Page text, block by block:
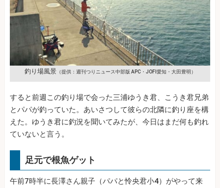
釣り場風景（提供：週刊つりニュース中部版 APC・JOFI愛知・大田豊明）
すると前週この釣り場で会った三浦ゆうき君、こうき君兄弟
とパパが釣っていた。あいさつして彼らの北隣に釣り座を構
えた。ゆうき君に釣況を聞いてみたが、今日はまだ何も釣れ
ていないと言う。
足元で根魚ゲット
午前7時半に長澤さん親子（パパと怜央君小4）がやって来